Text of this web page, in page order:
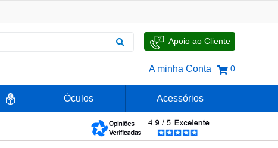
Apoio ao Cliente
A minha Conta 0
Óculos Acessórios